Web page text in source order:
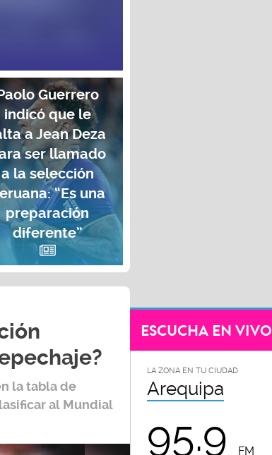
Guerrero
indicó que le
a Jean Deza
ser llamado
a la selección
“Es una
preparación
diferente”
la tabla de
al Mundial
ESCUCHA EN VIVO
LA ZONA EN TU CIUDAD
Arequipa
95.9 FM